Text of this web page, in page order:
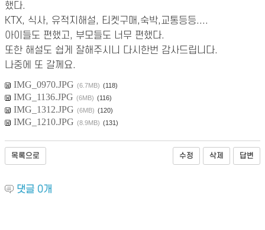
했다.
KTX, 식사, 유적지해설, 티켓구매,숙박,교통등등....
아이들도 편했고, 부모들도 너무 편했다.
또한 해설도 쉽게 잘해주시니 다시한번 감사드립니다.
나중에 또 갈께요.
IMG_0970.JPG (6.7MB) (118)
IMG_1136.JPG (6MB) (116)
IMG_1312.JPG (6MB) (120)
IMG_1210.JPG (8.9MB) (131)
목록으로 수정 삭제 답변
댓글 0개